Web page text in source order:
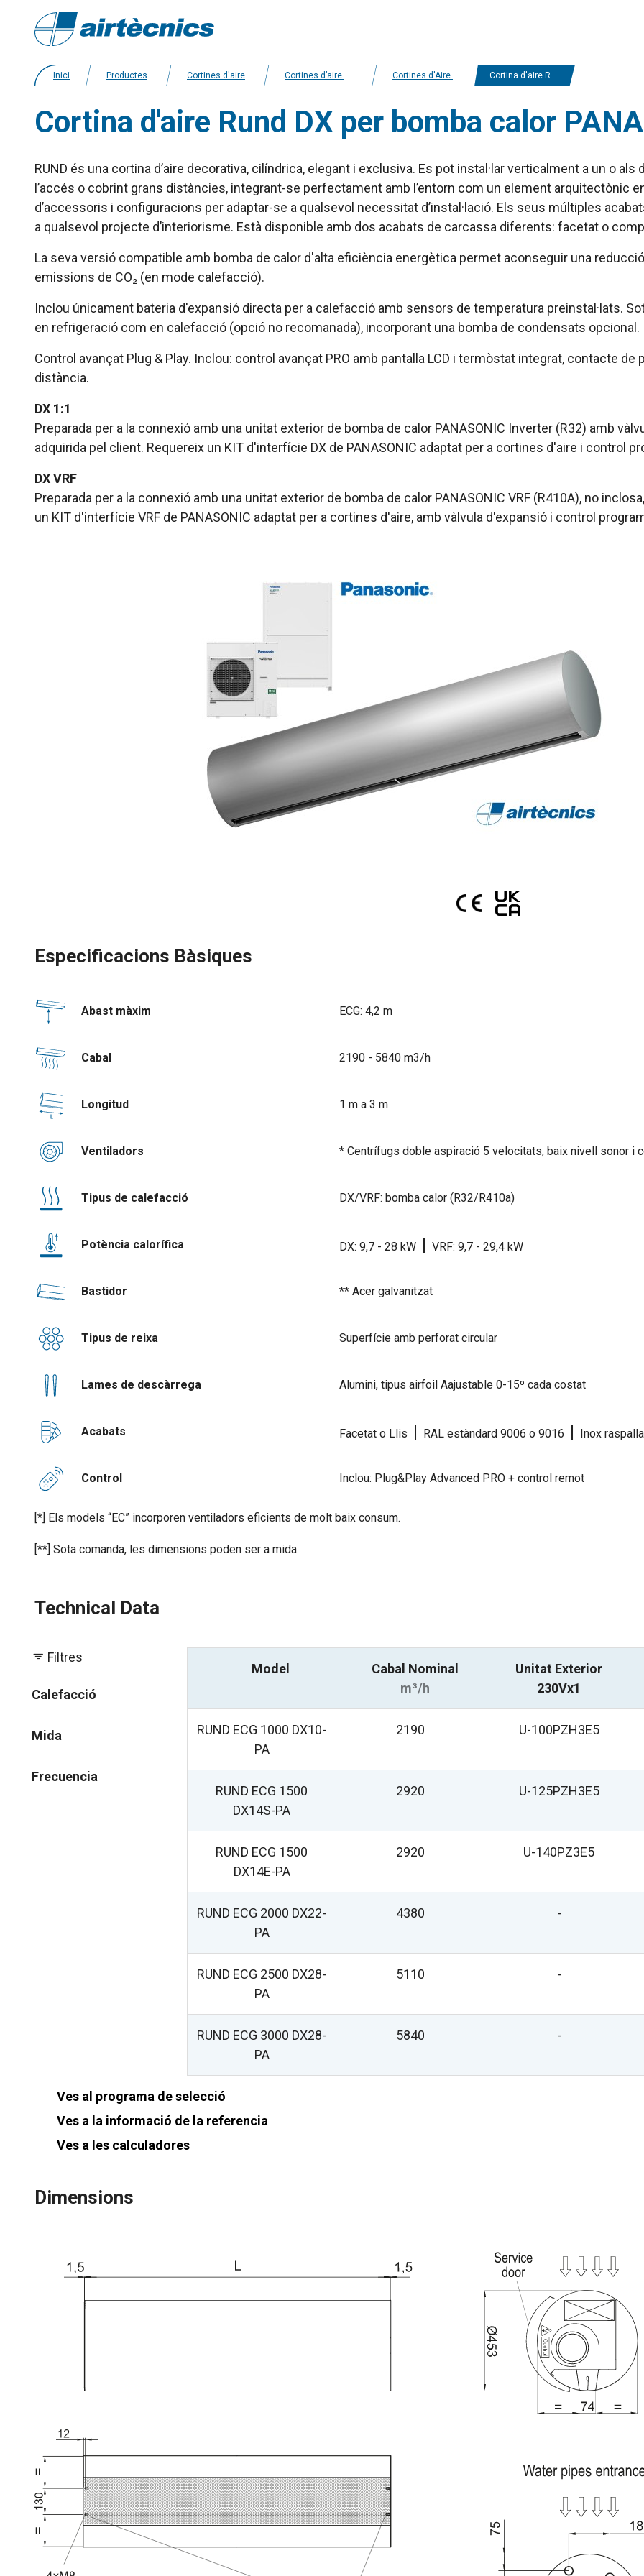
Inici Productes Cortines d'aire Cortines d’aire amb bomba de calor i estalvi energètic Cortines d'Aire Bomba de Calor Panasonic Cortina d'aire Rund DX per bomba calor PANASONIC
Cortina d'aire Rund DX per bomba calor
RUND és una cortina d’aire decorativa, cilíndrica, elegant i exclusiva. Es pot instal·lar verticalment a un o
l’accés o cobrint grans distàncies, integrant-se perfectament amb l’entorn com un element arquitectònic
d’accessoris i configuracions per adaptar-se a qualsevol necessitat d’instal·lació. Els seus múltiples
a qualsevol projecte d’interiorisme. Està disponible amb dos acabats de carcassa diferents: facetat o
La seva versió compatible amb bomba de calor d'alta eficiència energètica permet aconseguir una
emissions de CO₂ (en mode calefacció).
Inclou únicament bateria d'expansió directa per a calefacció amb sensors de temperatura preinstal·lats.
en refrigeració com en calefacció (opció no recomanada), incorporant una bomba de condensats
Control avançat Plug & Play. Inclou: control avançat PRO amb pantalla LCD i termòstat integrat, contacte
distància.
DX 1:1
Preparada per a la connexió amb una unitat exterior de bomba de calor PANASONIC Inverter (R32) amb
adquirida pel client. Requereix un KIT d'interfície DX de PANASONIC adaptat per a cortines d'aire i control
DX VRF
Preparada per a la connexió amb una unitat exterior de bomba de calor PANASONIC VRF (R410A), no
un KIT d'interfície VRF de PANASONIC adaptat per a cortines d'aire, amb vàlvula d'expansió i control
Especificacions Bàsiques
Abast màxim ECG: 4,2 m
Cabal 2190 - 5840 m3/h
Longitud 1 m a 3 m
Ventiladors * Centrífugs doble aspiració 5 velocitats, baix nivell sonor i
Tipus de calefacció DX/VRF: bomba calor (R32/R410a)
Potència calorífica DX: 9,7 - 28 kW | VRF: 9,7 - 29,4 kW
Bastidor ** Acer galvanitzat
Tipus de reixa Superfície amb perforat circular
Lames de descàrrega Alumini, tipus airfoil Aajustable 0-15º cada costat
Acabats Facetat o Llis | RAL estàndard 9006 o 9016 | Inox
Control Inclou: Plug&Play Advanced PRO + control remot
[*] Els models “EC” incorporen ventiladors eficients de molt baix consum.
[**] Sota comanda, les dimensions poden ser a mida.
Technical Data
Filtres
Calefacció
Mida
Frecuencia
Model
Cabal Nominal
m³/h
Unitat Exterior
230Vx1
RUND ECG 1000 DX10-
PA
2190 U-100PZH3E5
RUND ECG 1500
DX14S-PA
2920 U-125PZH3E5
RUND ECG 1500
DX14E-PA
2920 U-140PZ3E5
RUND ECG 2000 DX22-
PA
4380 -
RUND ECG 2500 DX28-
PA
5110 -
RUND ECG 3000 DX28-
PA
5840 -
Ves al programa de selecció
Ves a la informació de la referencia
Ves a les calculadores
Dimensions